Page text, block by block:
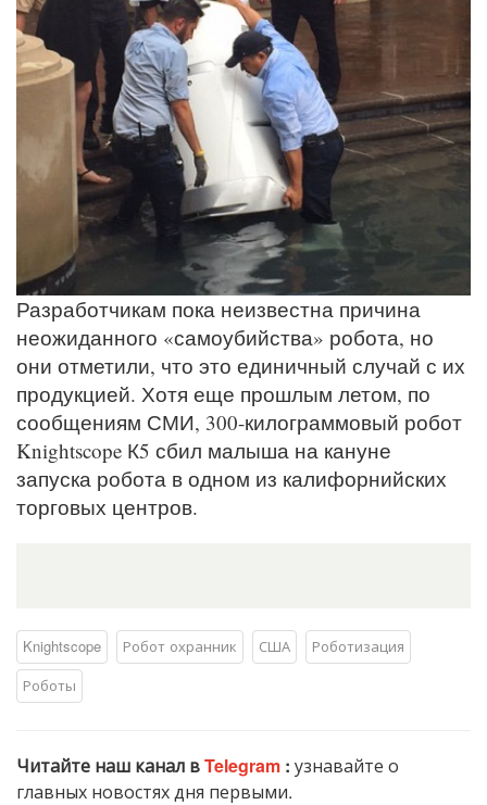
Разработчикам пока неизвестна причина
неожиданного «самоубийства» робота, но
они отметили, что это единичный случай с их
продукцией. Хотя еще прошлым летом, по
сообщениям СМИ, 300-килограммовый робот
Knightscope К5 сбил малыша на кануне
запуска робота в одном из калифорнийских
торговых центров.
Knightscope Робот охранник США
Роботизация
Роботы
Читайте наш канал вTelegram : узнавайте о
главных новостях дня первыми.